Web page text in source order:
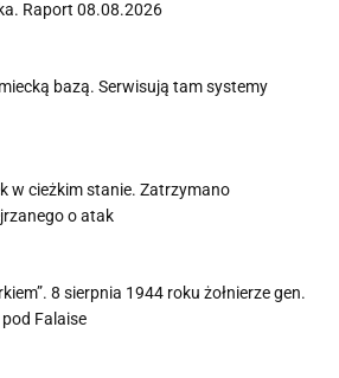
Raport 08.08.2026
bazą. Serwisują tam systemy
w cieżkim stanie. Zatrzymano
o atak
8 sierpnia 1944 roku żołnierze gen.
Falaise